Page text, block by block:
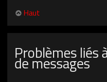
Haut
Problèmes liés
de messages